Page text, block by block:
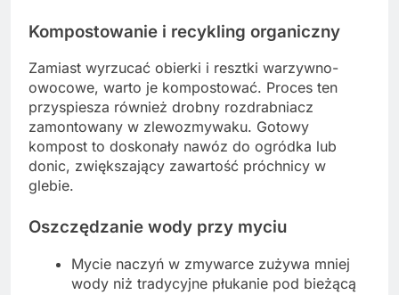
Kompostowanie i recykling organiczny
Zamiast wyrzucać obierki i resztki warzywno-
owocowe, warto je kompostować. Proces ten
przyspiesza również drobny rozdrabniacz
zamontowany w zlewozmywaku. Gotowy
kompost to doskonały nawóz do ogródka lub
donic, zwiększający zawartość próchnicy w
glebie.
Oszczędzanie wody przy myciu
Mycie naczyń w zmywarce zużywa mniej
wody niż tradycyjne płukanie pod bieżącą